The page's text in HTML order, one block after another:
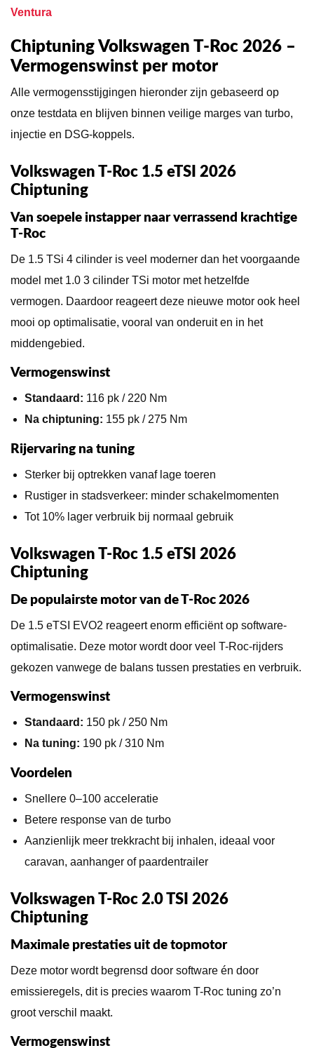
Ventura
Chiptuning Volkswagen T-Roc 2026 –
Vermogenswinst per motor
Alle vermogensstijgingen hieronder zijn gebaseerd op
onze testdata en blijven binnen veilige marges van turbo,
injectie en DSG-koppels.
Volkswagen T-Roc 1.5 eTSI 2026
Chiptuning
Van soepele instapper naar verrassend krachtige
T-Roc
De 1.5 TSi 4 cilinder is veel moderner dan het voorgaande
model met 1.0 3 cilinder TSi motor met hetzelfde
vermogen. Daardoor reageert deze nieuwe motor ook heel
mooi op optimalisatie, vooral van onderuit en in het
middengebied.
Vermogenswinst
Standaard: 116 pk / 220 Nm
Na chiptuning: 155 pk / 275 Nm
Rijervaring na tuning
Sterker bij optrekken vanaf lage toeren
Rustiger in stadsverkeer: minder schakelmomenten
Tot 10% lager verbruik bij normaal gebruik
Volkswagen T-Roc 1.5 eTSI 2026
Chiptuning
De populairste motor van de T-Roc 2026
De 1.5 eTSI EVO2 reageert enorm efficiënt op software-
optimalisatie. Deze motor wordt door veel T-Roc-rijders
gekozen vanwege de balans tussen prestaties en verbruik.
Vermogenswinst
Standaard: 150 pk / 250 Nm
Na tuning: 190 pk / 310 Nm
Voordelen
Snellere 0–100 acceleratie
Betere response van de turbo
Aanzienlijk meer trekkracht bij inhalen, ideaal voor
caravan, aanhanger of paardentrailer
Volkswagen T-Roc 2.0 TSI 2026
Chiptuning
Maximale prestaties uit de topmotor
Deze motor wordt begrensd door software én door
emissieregels, dit is precies waarom T-Roc tuning zo’n
groot verschil maakt.
Vermogenswinst